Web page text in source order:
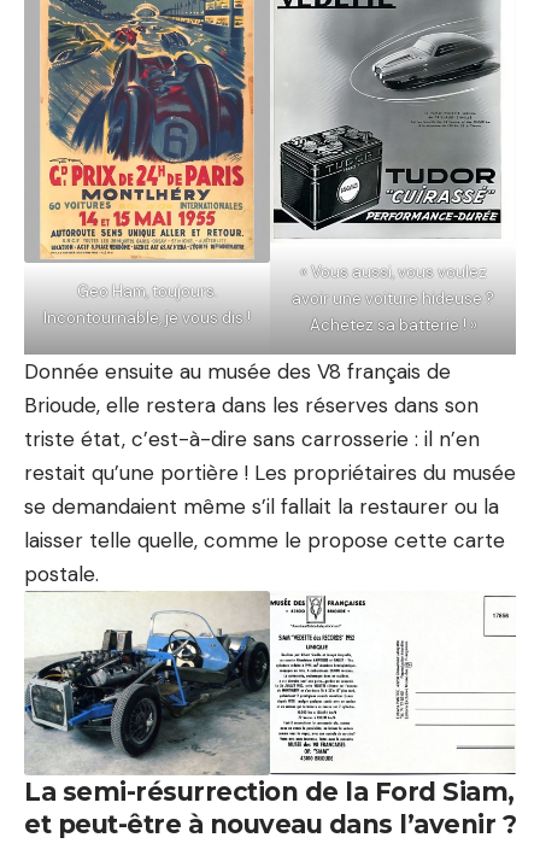
Geo Ham, toujours.
Incontournable, je vous dis !
« Vous aussi, vous voulez
avoir une voiture hideuse ?
Achetez sa batterie ! »
Donnée ensuite au musée des V8 français de
Brioude, elle restera dans les réserves dans son
triste état, c’est-à-dire sans carrosserie : il n’en
restait qu’une portière ! Les propriétaires du musée
se demandaient même s’il fallait la restaurer ou la
laisser telle quelle, comme le propose cette carte
postale.
La semi-résurrection de la Ford Siam,
et peut-être à nouveau dans l’avenir ?